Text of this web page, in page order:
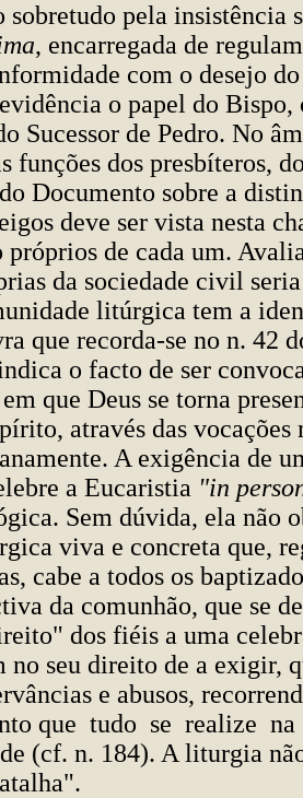
sobretudo pela insistência
, encarregada de
com o desejo
o papel do Bispo,
Sucessor de Pedro. No
funções dos presbíteros,
Documento sobre a
deve ser vista nesta
próprios de cada um.
da sociedade civil seria
litúrgica tem a
que recorda-se no n. 42
o facto de ser
que Deus se torna
através das
A exigência de
a Eucaristia "in
Sem dúvida, ela não
viva e concreta que,
cabe a todos os
da comunhão, que se
dos fiéis a uma
no seu direito de a exigir,
e abusos,
que tudo se realize
(cf. n. 184). A liturgia